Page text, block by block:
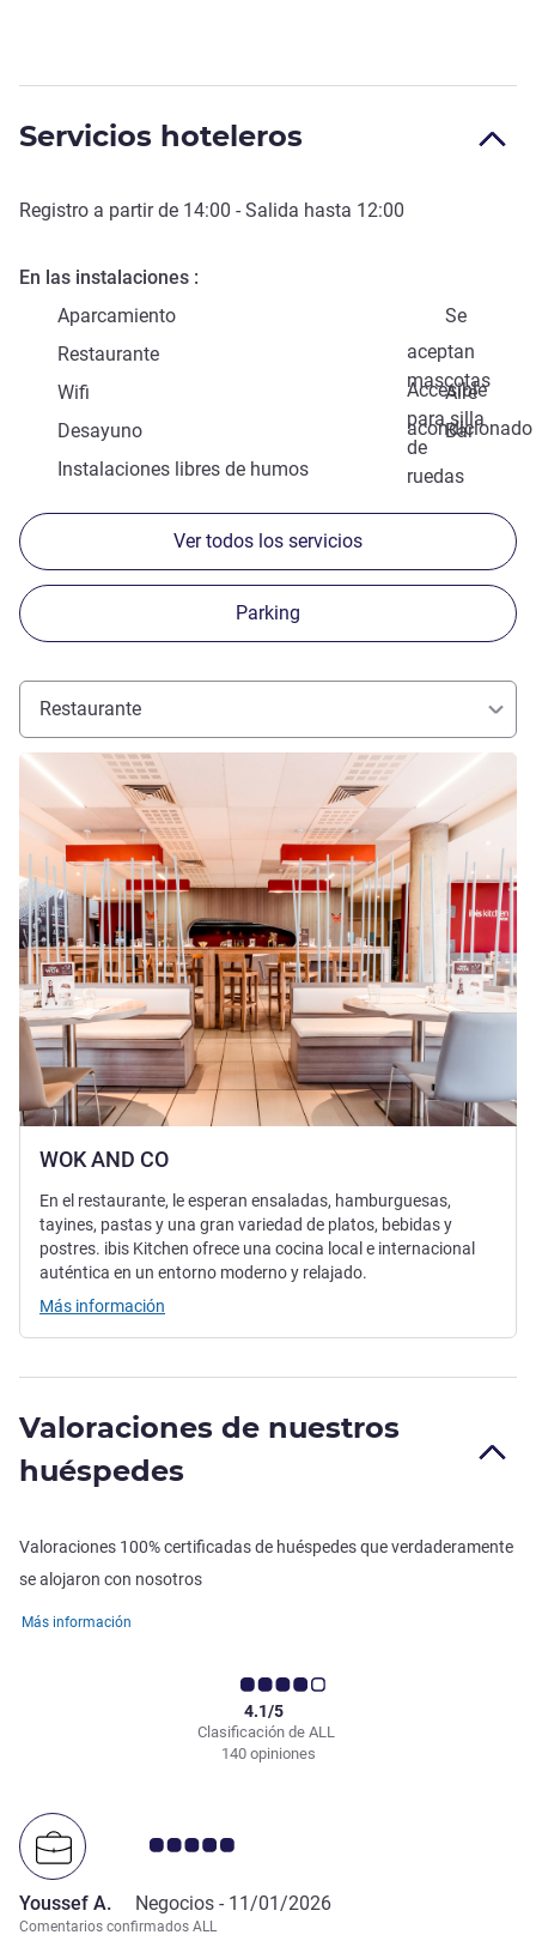
Servicios hoteleros
Registro a partir de 14:00 - Salida hasta 12:00
En las instalaciones
Aparcamiento
Se
aceptan
mascotas
Restaurante
Accesible
para silla
de
ruedas
Wifi
Aire
acondicionado
Desayuno
Bar
Instalaciones libres de humos
Ver todos los servicios
Parking
Restaurante
WOK AND CO
Más información
En el restaurante, le esperan ensaladas, hamburguesas,
tayines, pastas y una gran variedad de platos, bebidas y
postres. ibis Kitchen ofrece una cocina local e internacional
auténtica en un entorno moderno y relajado.
Más información
Valoraciones de nuestros
huéspedes
Valoraciones 100% certificadas de huéspedes que verdaderamente
se alojaron con nosotros
Más información
Clasificación de ALL
4.1/5
140 opiniones
Nota de clientes de Avis 5.0/5
Youssef A. Negocios - 11/01/2026
Comentarios confirmados ALL